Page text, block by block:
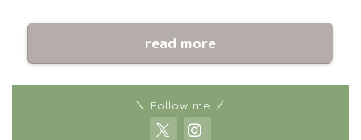
read more
＼ Follow me ／